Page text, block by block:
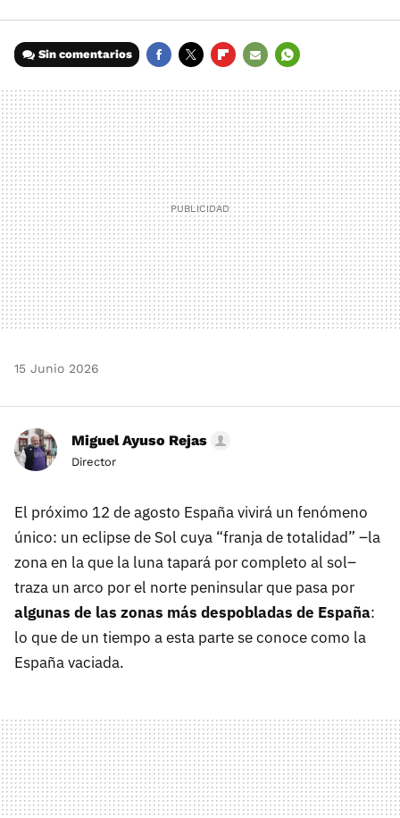
Sin comentarios
MAIL
15 Junio 2026
Miguel Ayuso Rejas
Director
El próximo 12 de agosto España vivirá un fenómeno
único: un eclipse de Sol cuya “franja de totalidad” –la
zona en la que la luna tapará por completo al sol–
traza un arco por el norte peninsular que pasa por
algunas de las zonas más despobladas de España:
lo que de un tiempo a esta parte se conoce como la
España vaciada.